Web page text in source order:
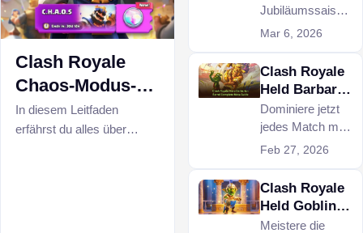
Clash Royale
Chaos-Modus-
Leitfaden und
beste Decks
In diesem Leitfaden
erfährst du alles über
on von Clash
Royale mit
diesem
Jubiläumssaison
von Clash
versteckte
Gratis-Tipps und
Decks
freischaltest.
Mar 6, 2026
Clash Royale
Held Barbar
Fass:
Vollständiger
Meta-
Leitfaden
Dominiere jetzt
jedes Match mit
der völlig
Barbarenfass-
Mechanik in
Feb 27, 2026
Clash Royale
Held Goblin
Beste
Meistere die